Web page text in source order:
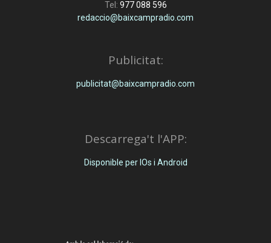
Tel: 977 088 596
redaccio@baixcampradio.com
Publicitat:
publicitat@baixcampradio.com
Descarrega't l'APP:
Disponible per IOs i Android